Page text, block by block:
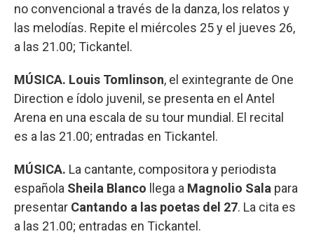
no convencional a través de la danza, los relatos y
las melodías. Repite el miércoles 25 y el jueves 26,
a las 21.00; Tickantel.
MÚSICA. Louis Tomlinson, el exintegrante de One
Direction e ídolo juvenil, se presenta en el Antel
Arena en una escala de su tour mundial. El recital
es a las 21.00; entradas en Tickantel.
MÚSICA. La cantante, compositora y periodista
española Sheila Blanco llega a Magnolio Sala para
presentar Cantando a las poetas del 27. La cita es
a las 21.00; entradas en Tickantel.